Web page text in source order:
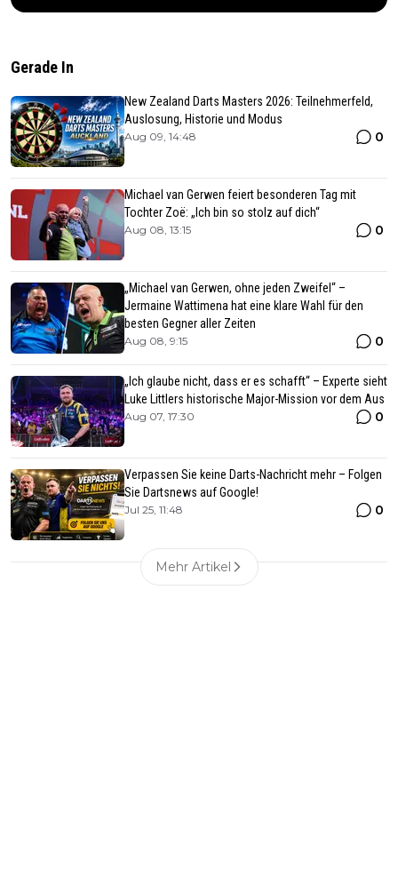
Gerade In
New Zealand Darts Masters 2026: Teilnehmerfeld,
Auslosung, Historie und Modus
Aug 09, 14:48 0
Michael van Gerwen feiert besonderen Tag mit
Tochter Zoë: „Ich bin so stolz auf dich“
Aug 08, 13:15 0
„Michael van Gerwen, ohne jeden Zweifel“ –
Jermaine Wattimena hat eine klare Wahl für den
besten Gegner aller Zeiten
Aug 08, 9:15 0
„Ich glaube nicht, dass er es schafft“ – Experte sieht
Luke Littlers historische Major-Mission vor dem Aus
Aug 07, 17:30 0
Verpassen Sie keine Darts-Nachricht mehr – Folgen
Sie Dartsnews auf Google!
Jul 25, 11:48 0
Mehr Artikel